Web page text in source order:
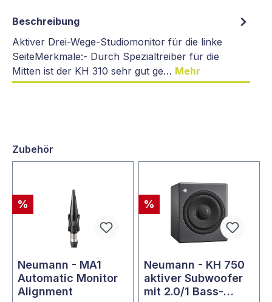
Beschreibung
Aktiver Drei-Wege-Studiomonitor für die linke
SeiteMerkmale:- Durch Spezialtreiber für die
Mitten ist der KH 310 sehr gut ge… Mehr
Zubehör
%
Neumann - MA1
Automatic Monitor
Alignment
%
Neumann - KH 750
aktiver Subwoofer
mit 2.0/1 Bass-